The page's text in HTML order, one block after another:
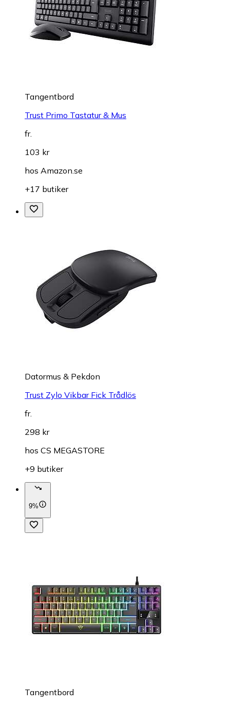
Tangentbord
Trust Primo Tastatur & Mus
fr.
103 kr
hos Amazon.se
+17 butiker
Datormus & Pekdon
Trust Zylo Vikbar Fick Trådlös
fr.
298 kr
hos CS MEGASTORE
+9 butiker
9%
Tangentbord